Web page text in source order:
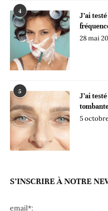
4
J’ai
28 mai
5
J’ai
5
S’INSCRIRE À NOTRE
email*: